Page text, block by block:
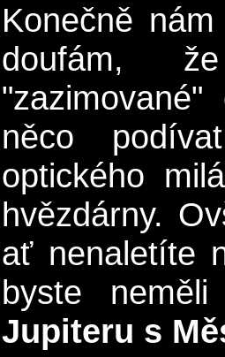
Konečně
doufám,
něco
optického
hvězdárny.
ať nenaletíte
byste
Jupiteru s